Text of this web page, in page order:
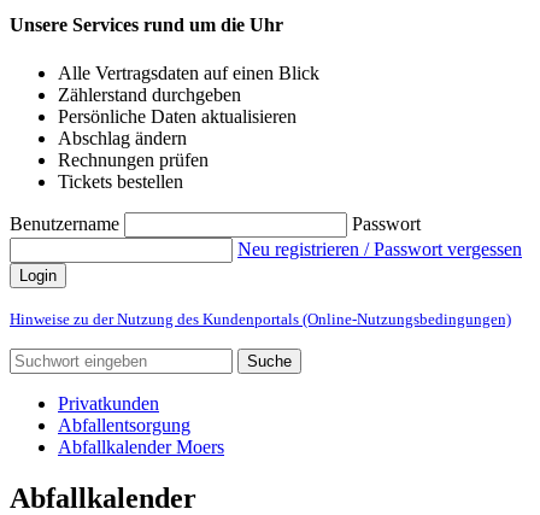
Unsere Services rund um die Uhr
Alle Vertragsdaten auf einen Blick
Zählerstand durchgeben
Persönliche Daten aktualisieren
Abschlag ändern
Rechnungen prüfen
Tickets bestellen
Benutzername
Passwort
Neu registrieren / Passwort vergessen
Login
Hinweise zu der Nutzung des Kundenportals (Online-Nutzungsbedingungen)
Suche
Privatkunden
Abfallentsorgung
Abfallkalender Moers
Abfallkalender